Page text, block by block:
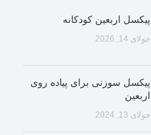
پیکسل اربعین کودکانه
جولای 14, 2026
پیکسل سوزنی برای پیاده روی
اربعین
جولای 13, 2024